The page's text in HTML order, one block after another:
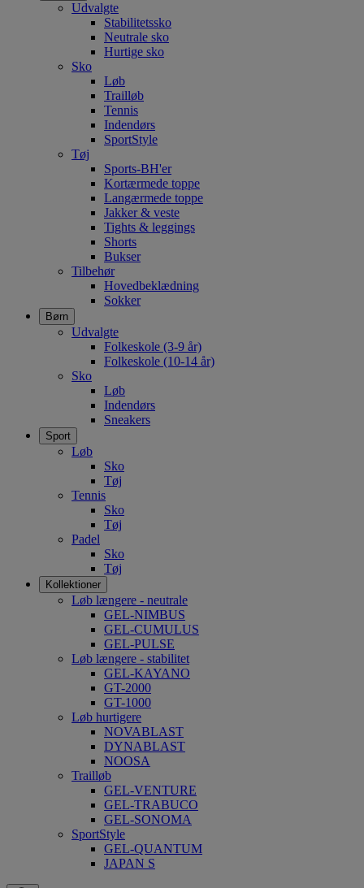
Udvalgte
Stabilitetssko
Neutrale sko
Hurtige sko
Sko
Løb
Trailløb
Tennis
Indendørs
SportStyle
Tøj
Sports-BH'er
Kortærmede toppe
Langærmede toppe
Jakker & veste
Tights & leggings
Shorts
Bukser
Tilbehør
Hovedbeklædning
Sokker
Børn
Udvalgte
Folkeskole (3-9 år)
Folkeskole (10-14 år)
Sko
Løb
Indendørs
Sneakers
Sport
Løb
Sko
Tøj
Tennis
Sko
Tøj
Padel
Sko
Tøj
Kollektioner
Løb længere - neutrale
GEL-NIMBUS
GEL-CUMULUS
GEL-PULSE
Løb længere - stabilitet
GEL-KAYANO
GT-2000
GT-1000
Løb hurtigere
NOVABLAST
DYNABLAST
NOOSA
Trailløb
GEL-VENTURE
GEL-TRABUCO
GEL-SONOMA
SportStyle
GEL-QUANTUM
JAPAN S